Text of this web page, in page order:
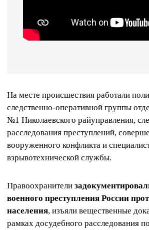
На месте происшествия работали
следственно-оперативной группы
№1 Николаевского райуправления,
расследования преступлений,
вооруженного конфликта и
взрывотехнической службы.
Правоохранители
военного преступления России
населения, изъяли вещественные
рамках досудебного расследования